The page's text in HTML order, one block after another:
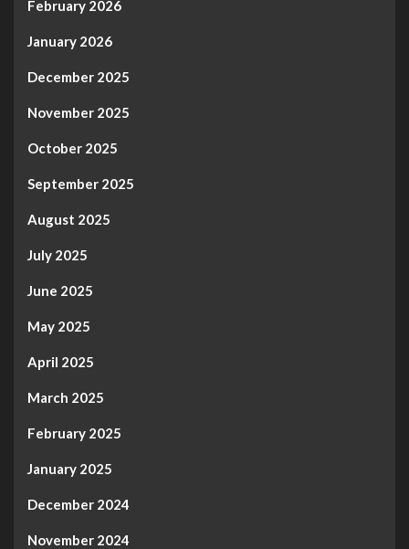
February 2026
January 2026
December 2025
November 2025
October 2025
September 2025
August 2025
July 2025
June 2025
May 2025
April 2025
March 2025
February 2025
January 2025
December 2024
November 2024